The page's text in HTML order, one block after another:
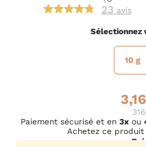
23 avis
10 g
3,16
Paiement sécurisé et en 3x ou
Achetez ce produit